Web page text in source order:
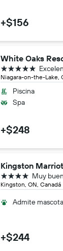
+$156
White Oaks
Niagara-on-the-Lake,
5 estrellas
Piscina
Spa
+$248
Kingston
Kingston, ON, Canadá
Muy
4 estrellas
Admite
+$244